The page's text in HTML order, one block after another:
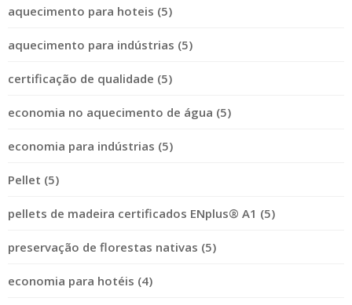
aquecimento para hoteis (5)
aquecimento para indústrias (5)
certificação de qualidade (5)
economia no aquecimento de água (5)
economia para indústrias (5)
Pellet (5)
pellets de madeira certificados ENplus® A1 (5)
preservação de florestas nativas (5)
economia para hotéis (4)